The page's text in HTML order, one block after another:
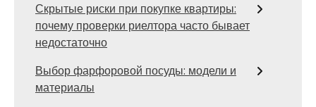
Скрытые риски при покупке квартиры:
почему проверки риелтора часто бывает
недостаточно
Выбор фарфоровой посуды: модели и
материалы